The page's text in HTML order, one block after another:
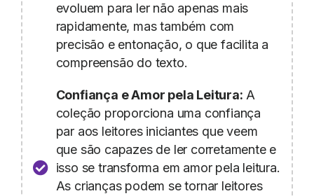
evoluem para ler não apenas mais
rapidamente, mas também com
precisão e entonação, o que facilita a
compreensão do texto.
Confiança e Amor pela Leitura: A
coleção proporciona uma confiança
par aos leitores iniciantes que veem
que são capazes de ler corretamente e
isso se transforma em amor pela leitura.
As crianças podem se tornar leitores